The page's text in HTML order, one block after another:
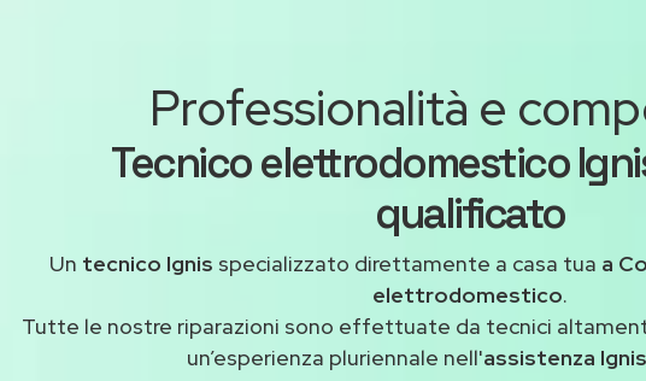
Professionalità e
Tecnico elettrodomestico
qualificato
Un tecnico Ignis specializzato direttamente a casa tua a
elettrodomestico.
Tutte le nostre riparazioni sono effettuate da tecnici
un’esperienza pluriennale nell'assistenza